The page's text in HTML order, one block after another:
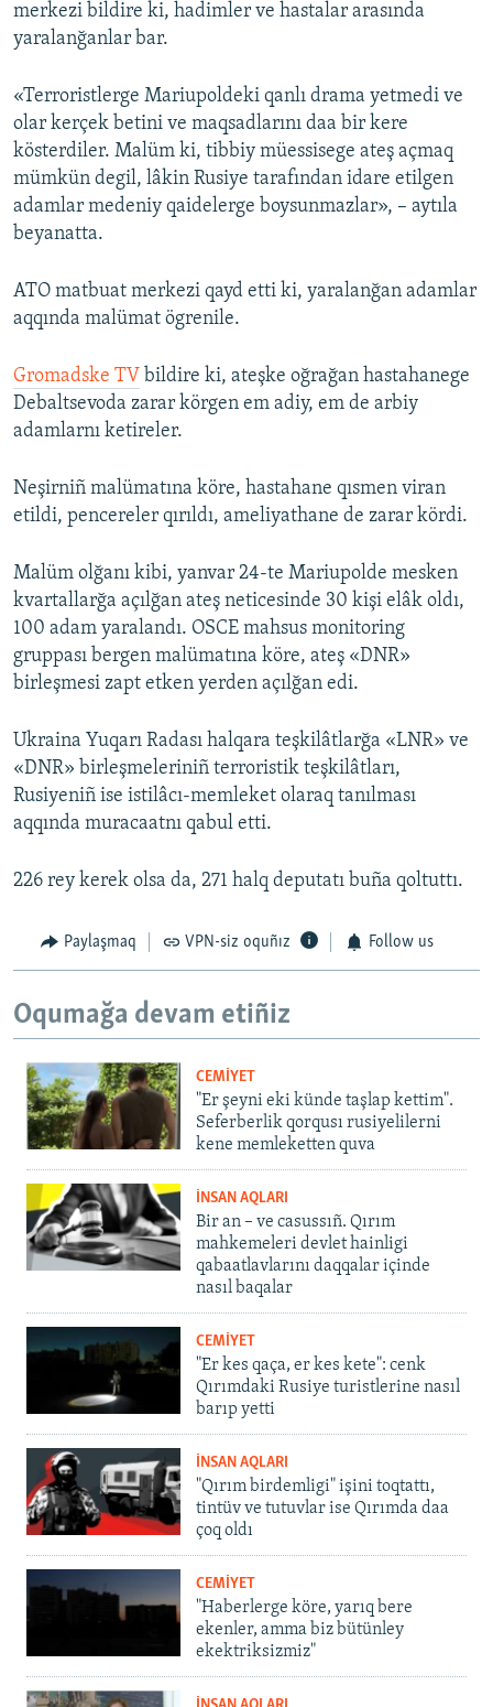
merkezi bildire ki, hadimler ve hastalar arasında
yaralanğanlar bar.
«Terroristlerge Mariupoldeki qanlı drama yetmedi ve
olar kerçek betini ve maqsadlarını daa bir kere
kösterdiler. Malüm ki, tibbiy müessisege ateş açmaq
mümkün degil, lâkin Rusiye tarafından idare etilgen
adamlar medeniy qaidelerge boysunmazlar», – aytıla
beyanatta.
ATO matbuat merkezi qayd etti ki, yaralanğan adamlar
aqqında malümat ögrenile.
Gromadske TV bildire ki, ateşke oğrağan hastahanege
Debaltsevoda zarar körgen em adiy, em de arbiy
adamlarnı ketireler.
Neşirniñ malümatına köre, hastahane qısmen viran
etildi, pencereler qırıldı, ameliyathane de zarar kördi.
Malüm olğanı kibi, yanvar 24-te Mariupolde mesken
kvartallarğa açılğan ateş neticesinde 30 kişi elâk oldı,
100 adam yaralandı. OSCE mahsus monitoring
gruppası bergen malümatına köre, ateş «DNR»
birleşmesi zapt etken yerden açılğan edi.
Ukraina Yuqarı Radası halqara teşkilâtlarğa «LNR» ve
«DNR» birleşmeleriniñ terroristik teşkilâtları,
Rusiyeniñ ise istilâcı-memleket olaraq tanılması
aqqında muracaatnı qabul etti.
226 rey kerek olsa da, 271 halq deputatı buña qoltuttı.
Paylaşmaq VPN-siz oquñız Follow us
Oqumağa devam etiñiz
CEMİYET
"Er şeyni eki künde taşlap kettim".
Seferberlik qorqusı rusiyelilerni
kene memleketten quva
İNSAN AQLARI
Bir an – ve casussıñ. Qırım
mahkemeleri devlet hainligi
qabaatlavlarını daqqalar içinde
nasıl baqalar
CEMİYET
"Er kes qaça, er kes kete": cenk
Qırımdaki Rusiye turistlerine nasıl
barıp yetti
İNSAN AQLARI
"Qırım birdemligi" işini toqtattı,
tintüv ve tutuvlar ise Qırımda daa
çoq oldı
CEMİYET
"Haberlerge köre, yarıq bere
ekenler, amma biz bütünley
ekektriksizmiz"